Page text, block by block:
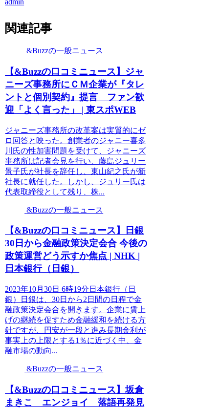
admin
関連記事
&Buzzの一般ニュース
【&Buzzの口コミニュース】ジャ
ニーズ事務所にＣＭ企業が『タレ
ントと個別契約』提言 ファン歓
迎「よく言った」 | 東スポWEB
ジャニーズ事務所の改革案は実質的にゼ
ロ回答と映った。創業者のジャニー喜多
川氏の性加害問題を受けて、ジャニーズ
事務所は記者会見を行い、藤島ジュリー
景子氏が社長を辞任し、東山紀之氏が新
社長に就任した。しかし、ジュリー氏は
代表取締役として残り、株...
&Buzzの一般ニュース
【&Buzzの口コミニュース】日銀
30日から金融政策決定会合 今後の
政策運営どう示すか焦点 | NHK |
日本銀行（日銀）
2023年10月30日 6時19分日本銀行（日
銀）日銀は、30日から2日間の日程で金
融政策決定会合を開きます。企業に賃上
げの継続を促すため金融緩和を続ける方
針ですが、円安が一段と進み長期金利が
事実上の上限とする1％に近づく中、金
融市場の動向...
&Buzzの一般ニュース
【&Buzzの口コミニュース】坂倉
まきこ エンジョイ 落語再発見